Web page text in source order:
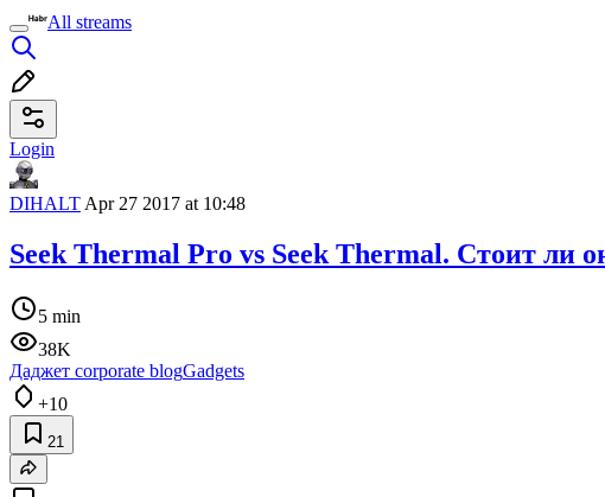
All streams
Login
DIHALT Apr 27 2017 at 10:48
Seek Thermal Pro vs Seek Thermal. Стоит ли
5 min
38K
Даджет corporate blogGadgets
+10
21